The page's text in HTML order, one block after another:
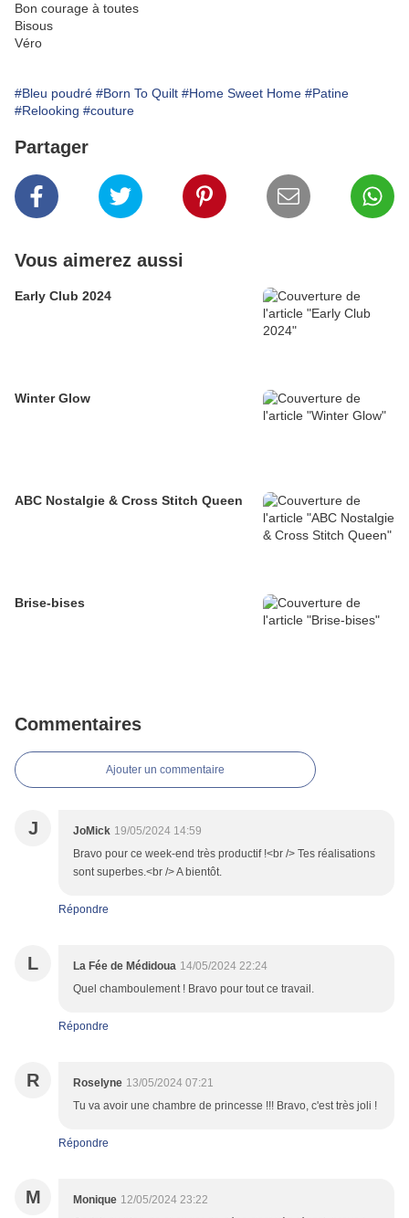
Bon courage à toutes
Bisous
Véro
#Bleu poudré #Born To Quilt #Home Sweet Home #Patine
#Relooking #couture
Partager
Vous aimerez aussi
Early Club 2024
Winter Glow
ABC Nostalgie & Cross Stitch Queen
Brise-bises
Commentaires
Ajouter un commentaire
J JoMick 19/05/2024 14:59
Bravo pour ce week-end très productif !<br /> Tes réalisations
sont superbes.<br /> A bientôt.
Répondre
L La Fée de Médidoua 14/05/2024 22:24
Quel chamboulement ! Bravo pour tout ce travail.
Répondre
R Roselyne 13/05/2024 07:21
Tu va avoir une chambre de princesse !!! Bravo, c'est très joli !
Répondre
M Monique 12/05/2024 23:22